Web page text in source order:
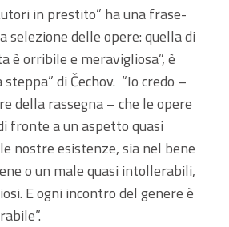
in prestito” ha una frase-
selezione delle opere: quella di
è orribile e meravigliosa”, è
di Čechov. “Io credo –
della rassegna – che le opere
fronte a un aspetto quasi
nostre esistenze, sia nel bene
o un male quasi intollerabili,
E ogni incontro del genere è